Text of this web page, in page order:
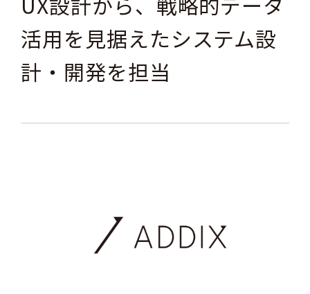
活用を見据えたシステム設
計・開発を担当